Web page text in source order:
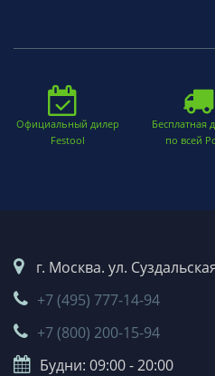
Официальный дилер
Festool
Бесплатная
по всей
г. Москва. ул.
+7 (495) 777-14-94
+7 (800) 200-15-94
Будни: 09:00 - 20:00